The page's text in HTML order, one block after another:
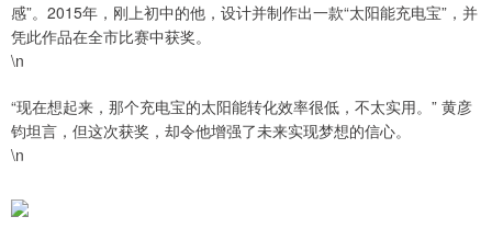
感”。2015年，刚上初中的他，设计并制作出一款“太阳能充电宝”，并
凭此作品在全市比赛中获奖。
\n
“现在想起来，那个充电宝的太阳能转化效率很低，不太实用。” 黄彦
钧坦言，但这次获奖，却令他增强了未来实现梦想的信心。
\n